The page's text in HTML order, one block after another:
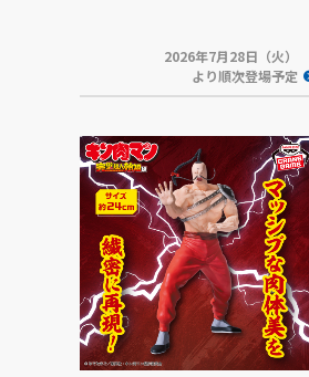
2026年7月28日（火）
より順次登場予定